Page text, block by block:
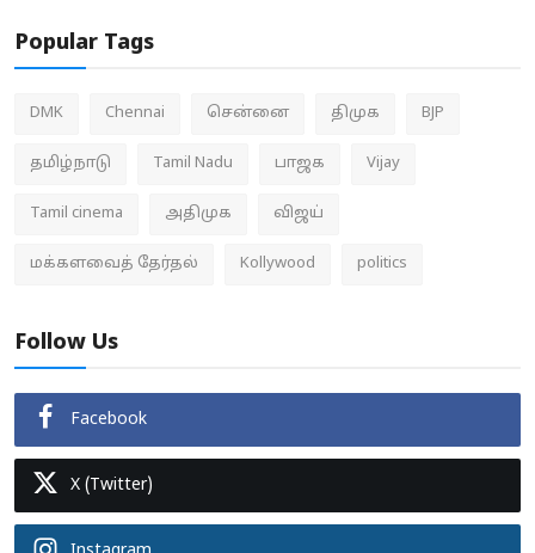
Popular Tags
DMK Chennai சென்னை திமுக BJP
தமிழ்நாடு Tamil Nadu பாஜக Vijay
Tamil cinema அதிமுக விஜய்
மக்களவைத் தேர்தல் Kollywood politics
Follow Us
Facebook
X (Twitter)